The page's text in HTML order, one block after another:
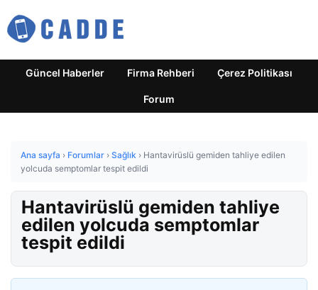
Güncel Haberler Firma Rehberi Çerez Politikası
Forum
Ana sayfa › Forumlar › Sağlık › Hantavirüslü gemiden tahliye edilen
yolcuda semptomlar tespit edildi
Hantavirüslü gemiden tahliye
edilen yolcuda semptomlar
tespit edildi